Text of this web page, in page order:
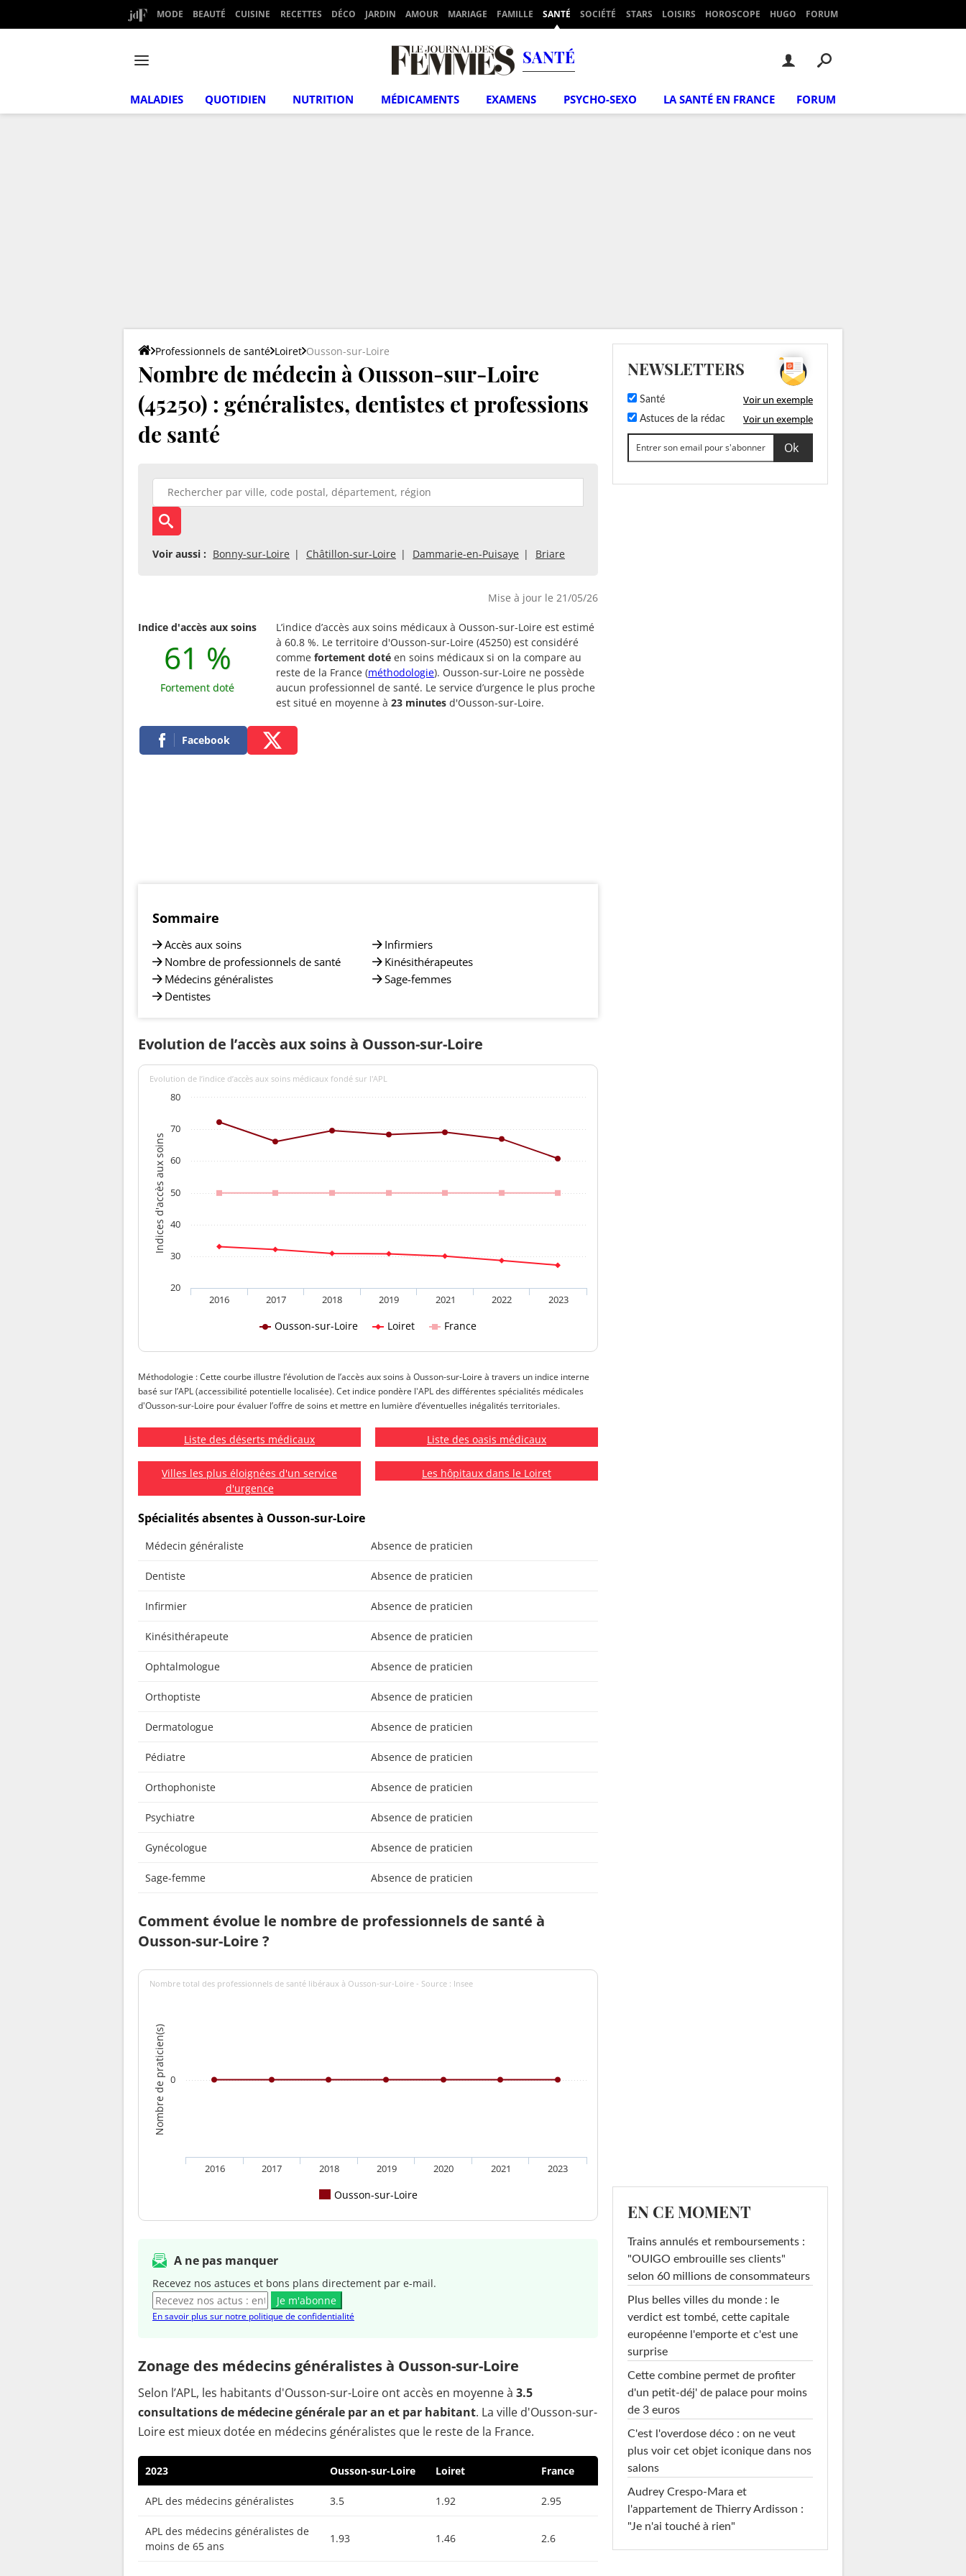
MODE BEAUTÉ CUISINE RECETTES DÉCO JARDIN AMOUR MARIAGE FAMILLE SANTÉ SOCIÉTÉ STARS LOISIRS HOROSCOPE HUGO FORUM
SANTÉ
MALADIES QUOTIDIEN NUTRITION MÉDICAMENTS EXAMENS PSYCHO-SEXO LA SANTÉ EN FRANCE FORUM
Professionnels de santé Loiret Ousson-sur-Loire
Nombre de médecin à Ousson-sur-Loire
(45250) : généralistes, dentistes et professions
de santé
Voir aussi : Bonny-sur-Loire Châtillon-sur-Loire Dammarie-en-Puisaye Briare
Mise à jour le 21/05/26
Indice d'accès aux soins
61 %
Fortement doté
L’indice d’accès aux soins médicaux à Ousson-sur-Loire est estimé
à 60.8 %. Le territoire d'Ousson-sur-Loire (45250) est considéré
comme fortement doté en soins médicaux si on la compare au
reste de la France (méthodologie). Ousson-sur-Loire ne possède
aucun professionnel de santé. Le service d’urgence le plus proche
est situé en moyenne à 23 minutes d'Ousson-sur-Loire.
Facebook
Sommaire
Accès aux soins
Nombre de professionnels de santé
Médecins généralistes
Dentistes
Infirmiers
Kinésithérapeutes
Sage-femmes
Evolution de l’accès aux soins à Ousson-sur-Loire
Indices d'accès aux soins
Evolution de l’indice d’accès aux soins médicaux fondé sur l'APL
Ousson-sur-Loire Loiret France
2016 2017 2018 2019 2021 2022 2023
20
30
40
50
60
70
80
Méthodologie : Cette courbe illustre l’évolution de l’accès aux soins à Ousson-sur-Loire à travers un indice interne
basé sur l’APL (accessibilité potentielle localisée). Cet indice pondère l'APL des différentes spécialités médicales
d'Ousson-sur-Loire pour évaluer l’offre de soins et mettre en lumière d’éventuelles inégalités territoriales.
Liste des déserts médicaux Liste des oasis médicaux
Villes les plus éloignées d'un service
d'urgence
Les hôpitaux dans le Loiret
Spécialités absentes à Ousson-sur-Loire
Médecin généraliste Absence de praticien
Dentiste Absence de praticien
Infirmier Absence de praticien
Kinésithérapeute Absence de praticien
Ophtalmologue Absence de praticien
Orthoptiste Absence de praticien
Dermatologue Absence de praticien
Pédiatre Absence de praticien
Orthophoniste Absence de praticien
Psychiatre Absence de praticien
Gynécologue Absence de praticien
Sage-femme Absence de praticien
Comment évolue le nombre de professionnels de santé à
Ousson-sur-Loire ?
Nombre de praticien(s)
Nombre total des professionnels de santé libéraux à Ousson-sur-Loire - Source : Insee
Ousson-sur-Loire
2016 2017 2018 2019 2020 2021 2023
0
A ne pas manquer
Recevez nos astuces et bons plans directement par e-mail.
Je m'abonne
En savoir plus sur notre politique de confidentialité
Zonage des médecins généralistes à Ousson-sur-Loire
Selon l’APL, les habitants d'Ousson-sur-Loire ont accès en moyenne à 3.5
consultations de médecine générale par an et par habitant. La ville d'Ousson-sur-
Loire est mieux dotée en médecins généralistes que le reste de la France.
2023 Ousson-sur-Loire Loiret France
APL des médecins généralistes 3.5 1.92 2.95
APL des médecins généralistes de
moins de 65 ans
1.93 1.46 2.6
NEWSLETTERS
Santé Voir un exemple
Astuces de la rédac Voir un exemple
EN CE MOMENT
Trains annulés et remboursements :
"OUIGO embrouille ses clients"
selon 60 millions de consommateurs
Plus belles villes du monde : le
verdict est tombé, cette capitale
européenne l'emporte et c'est une
surprise
Cette combine permet de profiter
d'un petit-déj' de palace pour moins
de 3 euros
C'est l'overdose déco : on ne veut
plus voir cet objet iconique dans nos
salons
Audrey Crespo-Mara et
l'appartement de Thierry Ardisson :
"Je n'ai touché à rien"